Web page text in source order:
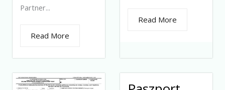
Partner...
Read More
Read More